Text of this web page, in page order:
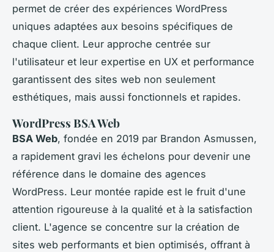
permet de créer des expériences WordPress
uniques adaptées aux besoins spécifiques de
chaque client. Leur approche centrée sur
l'utilisateur et leur expertise en UX et performance
garantissent des sites web non seulement
esthétiques, mais aussi fonctionnels et rapides.
WordPress BSA Web
BSA Web, fondée en 2019 par Brandon Asmussen,
a rapidement gravi les échelons pour devenir une
référence dans le domaine des agences
WordPress. Leur montée rapide est le fruit d'une
attention rigoureuse à la qualité et à la satisfaction
client. L'agence se concentre sur la création de
sites web performants et bien optimisés, offrant à